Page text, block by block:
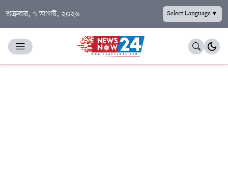
শুক্রবার, ৭ আগস্ট, ২০২৬ Select Language▼